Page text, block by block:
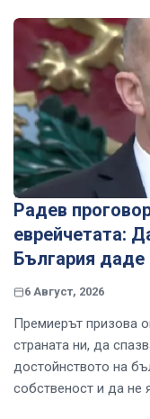
Радев
еврейчетата:
България даде
6 Август, 2026
Премиерът призова
страната ни, да
достойнството на
собственост и да не